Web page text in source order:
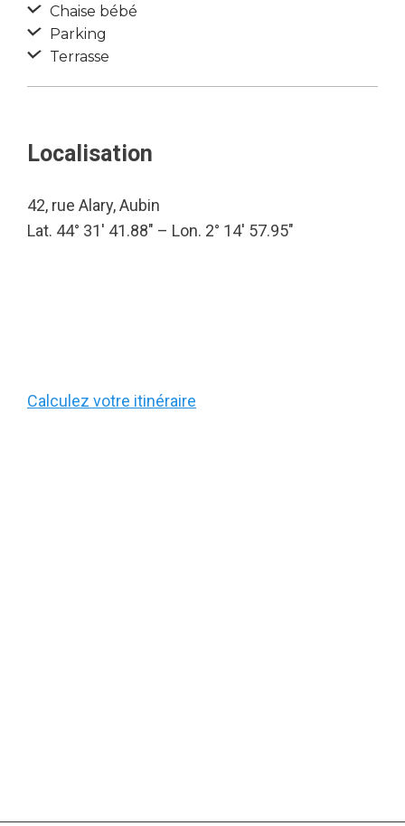
Chaise bébé
Parking
Terrasse
Localisation
42, rue Alary, Aubin
Lat. 44° 31′ 41.88″ – Lon. 2° 14′ 57.95″
Calculez votre itinéraire